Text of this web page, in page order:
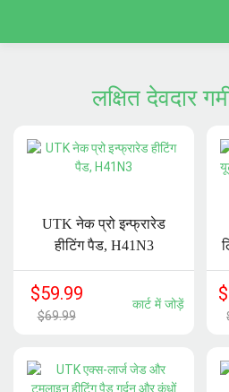
लक्षित देवदार
UTK नेक प्रो इन्फ्रारेड
हीटिंग पैड, H41N3
$59.99
$69.99
कार्ट में जोड़ें $